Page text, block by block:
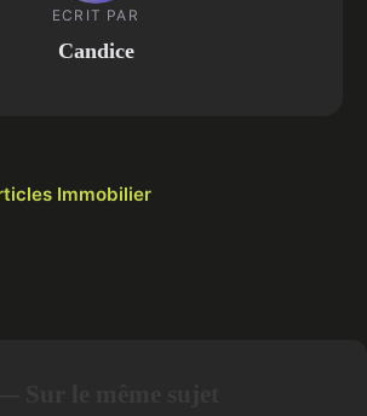
ECRIT PAR
Candice
Immobilier